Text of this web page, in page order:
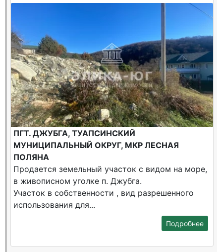
ПГТ. ДЖУБГА, ТУАПСИНСКИЙ
МУНИЦИПАЛЬНЫЙ ОКРУГ, МКР ЛЕСНАЯ
ПОЛЯНА
Продается земельный участок с видом на море,
в живописном уголке п. Джубга.
Участок в собственности , вид разрешенного
использования для...
Подробнее